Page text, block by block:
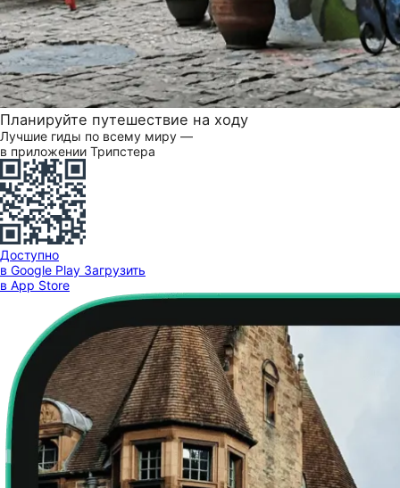
Планируйте путешествие на ходу
Лучшие гиды по всему миру —
в приложении Трипстера
Доступно
в Google Play Загрузить
в App Store